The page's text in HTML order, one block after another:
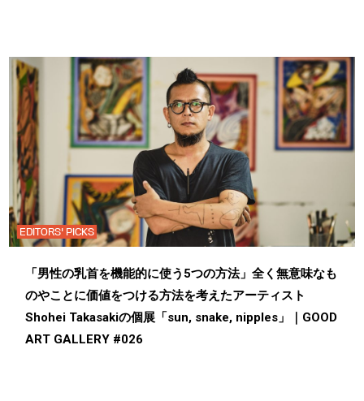
EDITORS' PICKS
「男性の乳首を機能的に使う5つの方法」全く無意味なも
のやことに価値をつける方法を考えたアーティスト
Shohei Takasakiの個展「sun, snake, nipples」｜GOOD
ART GALLERY #026